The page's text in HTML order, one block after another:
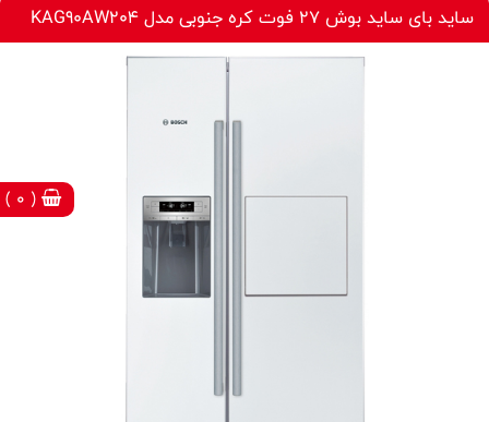
( 0 )
ساید بای ساید بوش 27 فوت کره جنوبی مدل KAG90AW204